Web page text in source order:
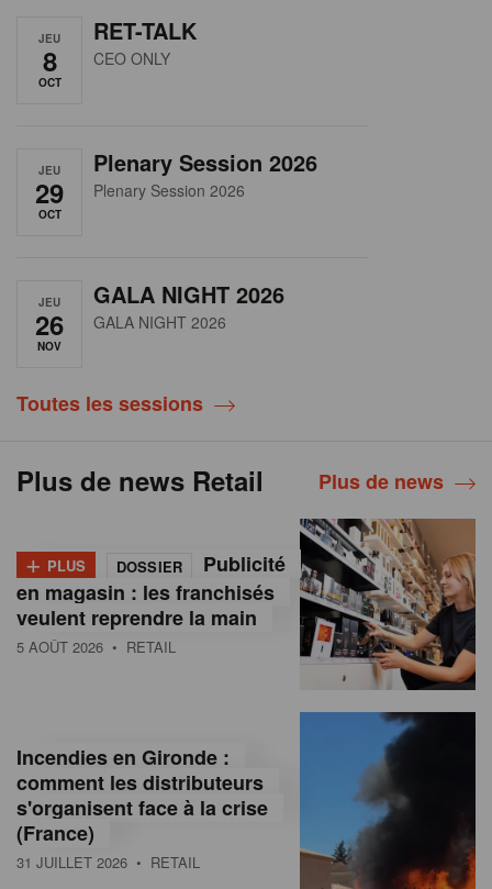
JEU
8
OCT
RET-TALK
CEO ONLY
JEU
29
OCT
Plenary Session 2026
Plenary Session 2026
JEU
26
NOV
GALA NIGHT 2026
GALA NIGHT 2026
Toutes les sessions
Plus de news Retail Plus de news
+ PLUS DOSSIER
Publicité
en magasin : les franchisés
veulent reprendre la main
5 AOÛT 2026 • RETAIL
Incendies en Gironde :
comment les distributeurs
s'organisent face à la crise
(France)
31 JUILLET 2026 • RETAIL